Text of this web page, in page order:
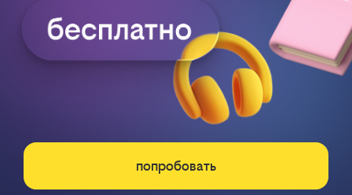
попробовать